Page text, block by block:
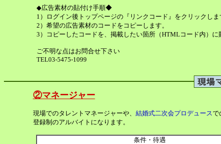
◆広告素材の貼付け手順◆
1）ログイン後トップページの『リンクコード』をクリックしま
2）希望の広告素材のコードをコピーします。
3）コピーしたコードを、掲載したい箇所（HTMLコード内）に
ご不明な点はお問合せ下さい
TEL03-5475-1099
②マネージャー
現場でのタレントマネージャーや、 結婚式二次会プロデュースで
登録制のアルバイトになります。
条件・待遇